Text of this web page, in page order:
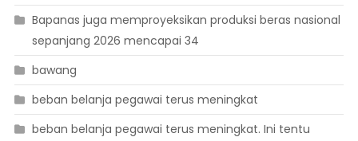
Bapanas juga memproyeksikan produksi beras nasional
sepanjang 2026 mencapai 34
bawang
beban belanja pegawai terus meningkat
beban belanja pegawai terus meningkat. Ini tentu